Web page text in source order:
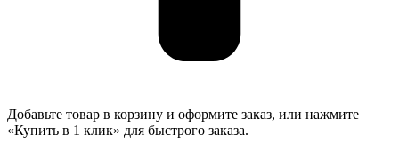
Добавьте товар в корзину и оформите заказ, или нажмите
«Купить в 1 клик» для быстрого заказа.